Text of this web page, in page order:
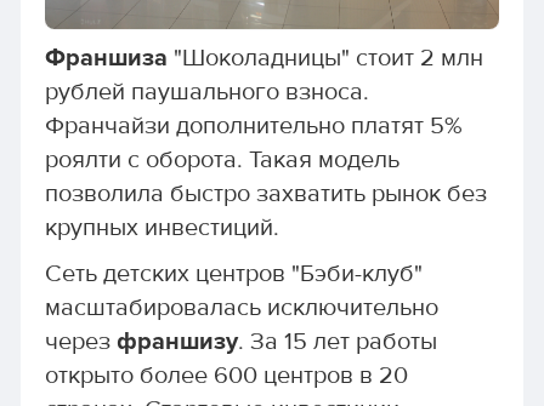
Франшиза "Шоколадницы" стоит 2 млн
рублей паушального взноса.
Франчайзи дополнительно платят 5%
роялти с оборота. Такая модель
позволила быстро захватить рынок без
крупных инвестиций.
Сеть детских центров "Бэби-клуб"
масштабировалась исключительно
через франшизу. За 15 лет работы
открыто более 600 центров в 20